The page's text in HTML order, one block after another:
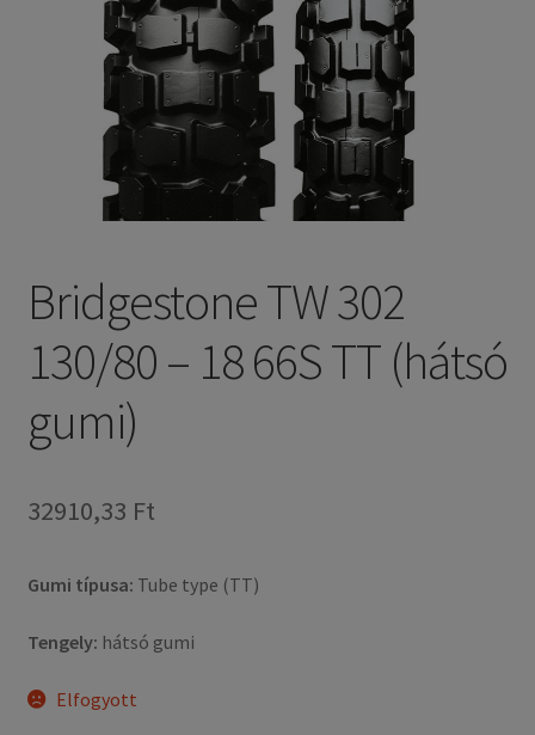
Bridgestone TW 302
130/80 – 18 66S TT (hátsó
gumi)
32910,33 Ft
Gumi típusa: Tube type (TT)
Tengely: hátsó gumi
Elfogyott